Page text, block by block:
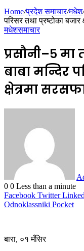
Home/प्रदेश समाचार/मधेश/
परिसर तथा प्रष्टोका
मधेशसमाचार
प्रसौनी–५ मा
बाबा मन्दिर
क्षेत्रमा
0 0 Less than a minute
Facebook Twitter
Odnoklassniki Pocket
बारा, ०१ मँसिर